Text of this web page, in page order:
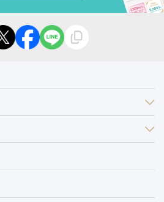
プラセンタ注射
イオン導入